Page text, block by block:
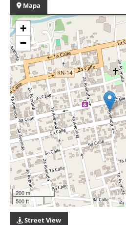
Mapa
+
−
200 m
500 ft
Street View